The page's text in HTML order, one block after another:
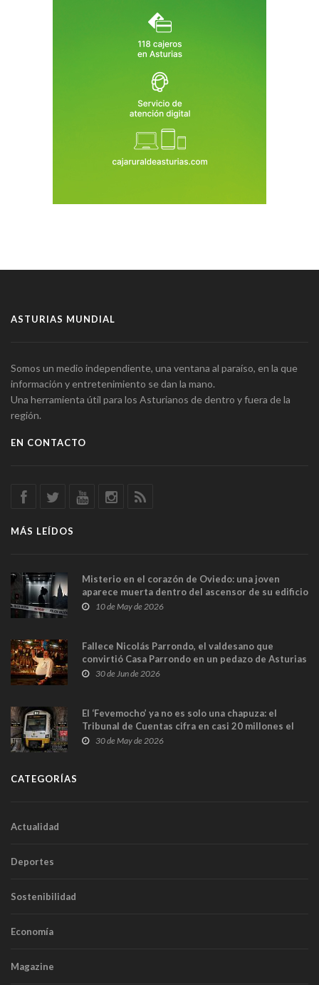
ASTURIAS MUNDIAL
Somos un medio independiente, una ventana al paraíso, en la que
información y entretenimiento se dan la mano.
Una herramienta útil para los Asturianos de dentro y fuera de la
región.
EN CONTACTO
MÁS LEÍDOS
Misterio en el corazón de Oviedo: una joven
aparece muerta dentro del ascensor de su edificio
y las cámaras captan sus últimos minutos
10 de May de 2026
Fallece Nicolás Parrondo, el valdesano que
convirtió Casa Parrondo en un pedazo de Asturias
en Madrid
30 de Jun de 2026
El ‘Fevemocho’ ya no es solo una chapuza: el
Tribunal de Cuentas cifra en casi 20 millones el
sobrecoste de los trenes que no cabían por los
30 de May de 2026
CATEGORÍAS
Actualidad
Deportes
Sostenibilidad
Economía
Magazine